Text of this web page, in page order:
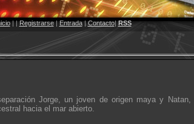
||Registrarse|Entrada|Contacto|RSS
Jorge, un joven de origen maya y
hacia el mar abierto.